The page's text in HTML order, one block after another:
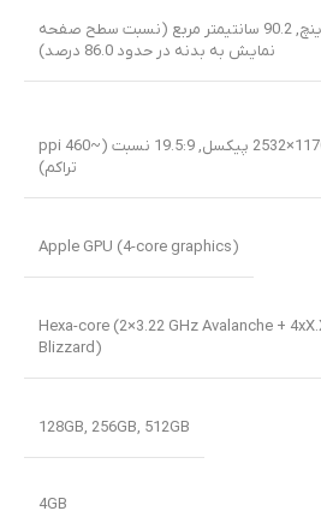
6.1 اینچ, 90.2 سانتیمتر مربع (نسبت سطح صفحه
نمایش به بدنه در حدود 86.0 درصد)
1170×2532 پیکسل, 19.5:9 نسبت (~460 ppi
تراکم)
Apple GPU (4-core graphics)
Hexa-core (2×3.22 GHz Avalanche +
Blizzard)
128GB, 256GB, 512GB
4GB